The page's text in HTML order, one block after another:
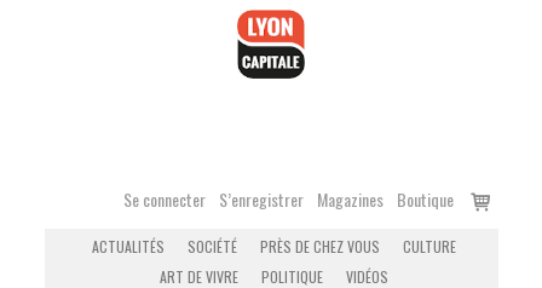
Se connecter S’enregistrer Magazines Boutique
Voir
ACTUALITÉS SOCIÉTÉ PRÈS DE CHEZ VOUS
CULTURE
ART DE VIVRE
POLITIQUE VIDÉOS